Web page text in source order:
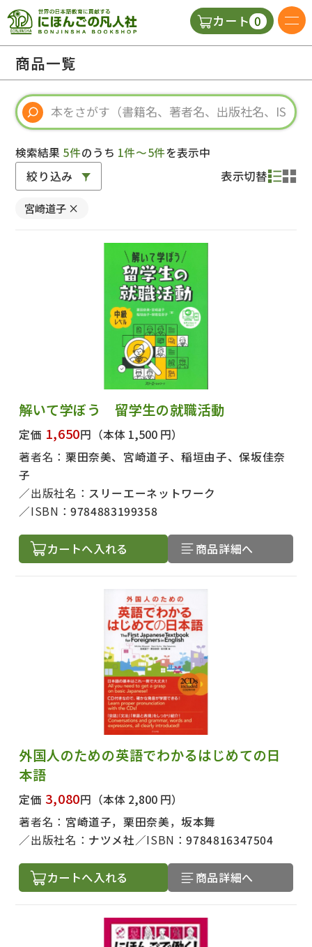
カート 0
視聴覚・補助教材
教師用参考書
商品一覧
検索結果 5件のうち 1件～5件を表示中
絞り込み 表示切替
宮崎道子 ×
解いて学ぼう 留学生の就職活動
定価 1,650円 （本体 1,500 円）
著者名： 栗田奈美、宮崎道子、稲垣由子、保坂佳奈
子
出版社名： スリーエーネットワーク
ISBN：9784883199358
カートへ入れる 商品詳細へ
外国人のための英語でわかるはじめての日
本語
定価 3,080円 （本体 2,800 円）
著者名： 宮崎道子，栗田奈美，坂本舞
出版社名： ナツメ社 ISBN：9784816347504
カートへ入れる 商品詳細へ